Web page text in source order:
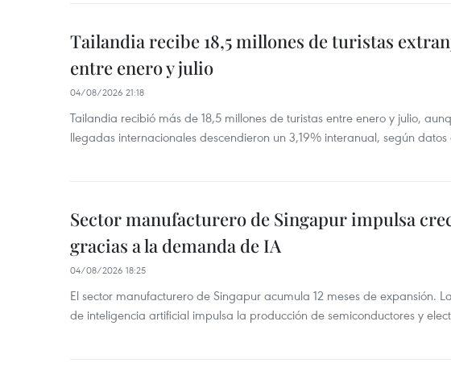
Tailandia recibe 18,5 millones de turistas
entre enero y julio
04/08/2026 21:18
Tailandia recibió más de 18,5 millones de turistas entre enero y julio,
llegadas internacionales descendieron un 3,19% interanual, según datos
Sector manufacturero de Singapur impulsa
gracias a la demanda de IA
04/08/2026 18:25
El sector manufacturero de Singapur acumula 12 meses de expansión.
de inteligencia artificial impulsa la producción de semiconductores y